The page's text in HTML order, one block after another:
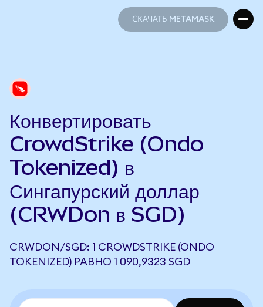
СКАЧАТЬ METAMASK
Конвертировать
CrowdStrike (Ondo
Tokenized) в
Сингапурский доллар
(CRWDon в SGD)
CRWDON/SGD: 1 CROWDSTRIKE (ONDO
TOKENIZED) РАВНО 1 090,9323 SGD